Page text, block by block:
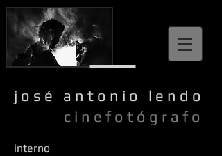
j o s é a n t o n i o l e n d o
c i n e f o t ó g r a f o
interno